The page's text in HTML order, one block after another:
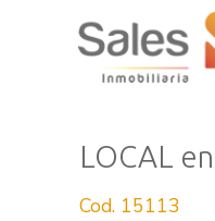
LOCAL
Cod. 15113